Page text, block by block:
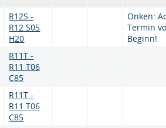
R12S -
R12 S05
H20
Onken:
Termin
Beginn!
R11T -
R11 T06
C85
R11T -
R11 T06
C85